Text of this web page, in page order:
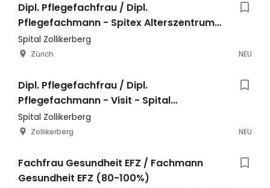
Dipl. Pflegefachfrau / Dipl.
Pflegefachmann - Spitex Alterszentrum
Hottingen
Spital Zollikerberg
Zürich NEU
Dipl. Pflegefachfrau / Dipl.
Pflegefachmann - Visit - Spital
Zollikerberg Zuhause
Spital Zollikerberg
Zollikerberg NEU
Fachfrau Gesundheit EFZ / Fachmann
Gesundheit EFZ (80-100%)